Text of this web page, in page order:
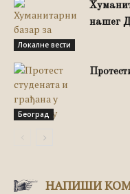
Локалне вести
нашег
Београд
НАПИШИ